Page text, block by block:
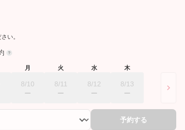
い。
月
8/10
火
8/11
水
8/12
木
8/13
予約する